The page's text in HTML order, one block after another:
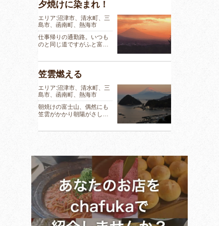
夕焼けに染まれ！
エリア:沼津市、清水町、三
島市、函南町、熱海市
仕事帰りの通勤路。いつも
のと同じ道ですがふと富…
笠雲燃える
エリア:沼津市、清水町、三
島市、函南町、熱海市
朝焼けの富士山、偶然にも
笠雲がかかり朝陽がさし…